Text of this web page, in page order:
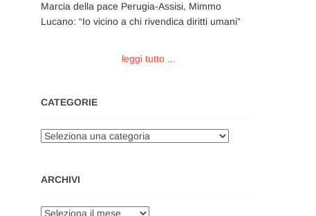
Marcia della pace Perugia-Assisi, Mimmo
Lucano: “Io vicino a chi rivendica diritti umani”
leggi tutto ...
CATEGORIE
Categorie
ARCHIVI
Archivi